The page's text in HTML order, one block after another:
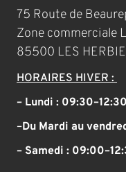
75 Route de
Zone commerciale
85500 LES
HORAIRES HIVER :
– Lundi :
–Du Mardi au
– Samedi :